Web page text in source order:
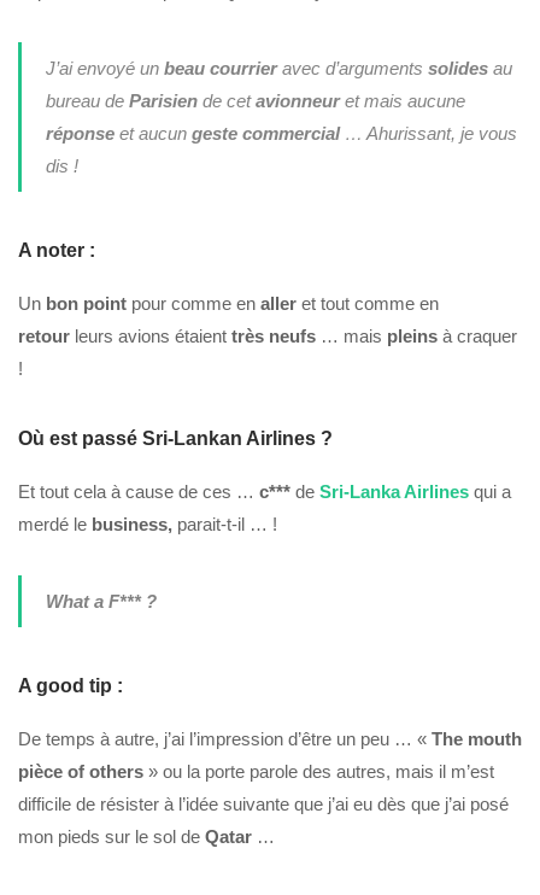
J’ai envoyé un beau courrieravec d’arguments solidesau
bureau de Parisiende cetavionneuret mais aucune
réponseet aucun geste commercial… Ahurissant, je vous
dis !
A noter :
Un bon point pour comme en aller et tout comme en
retour leurs avions étaient très neufs … mais pleins à craquer
!
Où est passé Sri-Lankan Airlines ?
Et tout cela à cause de ces … c*** de Sri-Lanka Airlines qui a
merdé le business, parait-t-il … !
What a F*** ?
A good tip :
De temps à autre, j’ai l’impression d’être un peu … « The mouth
pièce of others » ou la porte parole des autres, mais il m’est
difficile de résister à l’idée suivante que j’ai eu dès que j’ai posé
mon pieds sur le sol de Qatar …